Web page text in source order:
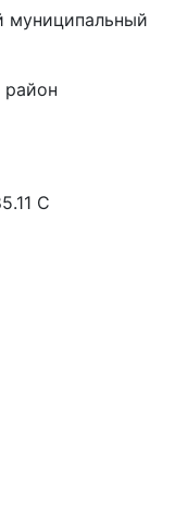
муниципальный
район
C